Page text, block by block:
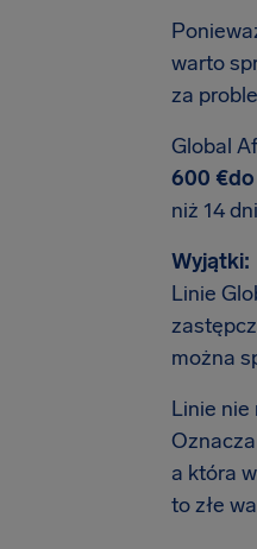
warto
za
Global
600 €do
niż 14
Wyjątki:
Linie
można
Linie nie
a która
to złe